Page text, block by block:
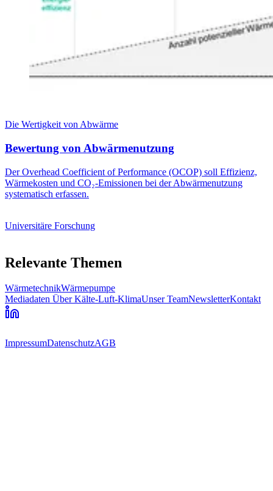
Die Wertigkeit von Abwärme
Bewertung von Abwärmenutzung
Der Overhead Coefficient of Performance (OCOP) soll Effizienz,
Wärmekosten und CO₂-Emissionen bei der Abwärmenutzung
systematisch erfassen.
Universitäre Forschung
Relevante Themen
WärmetechnikWärmepumpe
Mediadaten Über Kälte-Luft-KlimaUnser TeamNewsletterKontakt
ImpressumDatenschutzAGB